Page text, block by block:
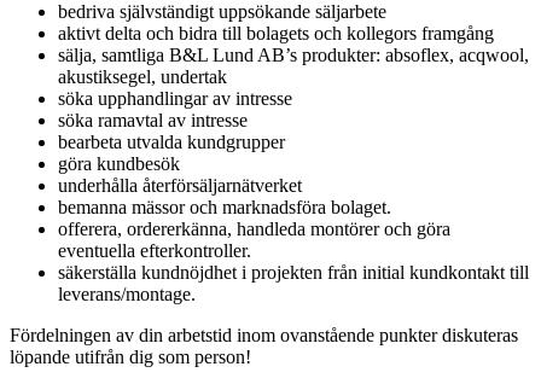
bedriva självständigt uppsökande säljarbete
aktivt delta och bidra till bolagets och kollegors framgång
sälja, samtliga B&L Lund AB’s produkter: absoflex, acqwool,
akustiksegel, undertak
söka upphandlingar av intresse
söka ramavtal av intresse
bearbeta utvalda kundgrupper
göra kundbesök
underhålla återförsäljarnätverket
bemanna mässor och marknadsföra bolaget.
offerera, ordererkänna, handleda montörer och göra
eventuella efterkontroller.
säkerställa kundnöjdhet i projekten från initial kundkontakt till
leverans/montage.
Fördelningen av din arbetstid inom ovanstående punkter diskuteras
löpande utifrån dig som person!